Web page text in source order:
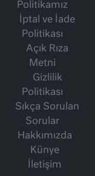
Politikamız
İptal ve İade
Politikası
Açık Rıza
Metni
Gizlilik
Politikası
Sıkça Sorulan
Sorular
Hakkımızda
Künye
İletişim